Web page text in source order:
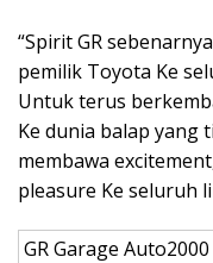
“Spirit GR
pemilik Toyota Ke
Untuk terus
Ke dunia balap yang
membawa
pleasure Ke seluruh
GR Garage